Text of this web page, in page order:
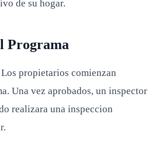
de su hogar.
Programa
propietarios comienzan
Una vez aprobados, un inspector
realizara una inspeccion